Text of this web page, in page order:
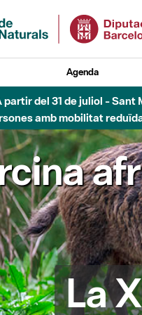
Agenda
partir del 31 de juliol -
amb mobilitat
La